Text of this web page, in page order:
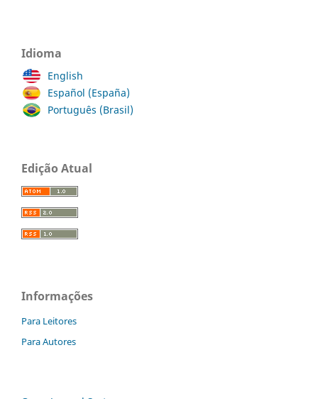
Idioma
English
Español (España)
Português (Brasil)
Edição Atual
Informações
Para Leitores
Para Autores